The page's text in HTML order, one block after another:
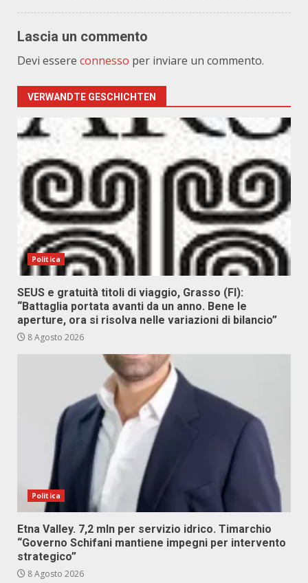
Lascia un commento
Devi essere connesso per inviare un commento.
VERWANDTE GESCHICHTEN
Politica
SEUS e gratuità titoli di viaggio, Grasso (FI):
“Battaglia portata avanti da un anno. Bene le
aperture, ora si risolva nelle variazioni di bilancio”
8 Agosto 2026
Politica
Etna Valley. 7,2 mln per servizio idrico. Timarchio
“Governo Schifani mantiene impegni per intervento
strategico”
8 Agosto 2026